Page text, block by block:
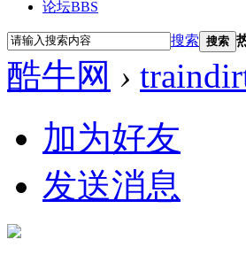
论坛BBS
搜索 搜索
酷牛网 ›
加为好友
发送消息